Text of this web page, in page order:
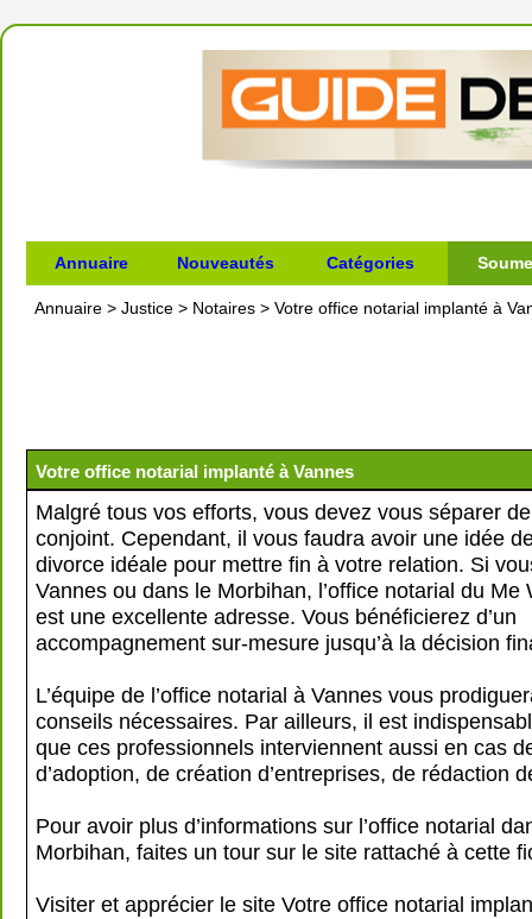
Annuaire Nouveautés Catégories
Annuaire > Justice > Notaires > Votre office notarial implanté à
Votre office notarial implanté à Vannes
Malgré tous vos efforts, vous devez vous séparer
conjoint. Cependant, il vous faudra avoir une idée
divorce idéale pour mettre fin à votre relation. Si
Vannes ou dans le Morbihan, l’office notarial du Me
est une excellente adresse. Vous bénéficierez d’un
accompagnement sur-mesure jusqu’à la décision
L’équipe de l’office notarial à Vannes vous
conseils nécessaires. Par ailleurs, il est
que ces professionnels interviennent aussi en cas
d’adoption, de création d’entreprises, de rédaction
Pour avoir plus d’informations sur l’office notarial
Morbihan, faites un tour sur le site rattaché à cette
Visiter et apprécier le site Votre office notarial